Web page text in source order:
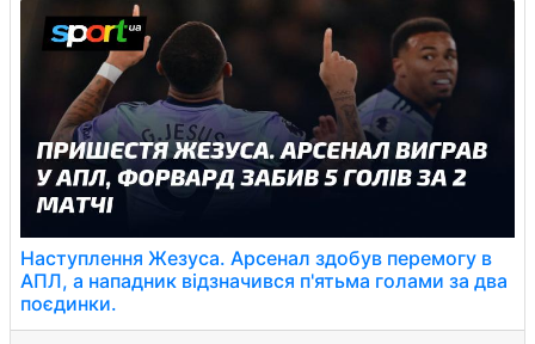
Наступлення Жезуса. Арсенал здобув перемогу в
АПЛ, а нападник відзначився п'ятьма голами за два
поєдинки.